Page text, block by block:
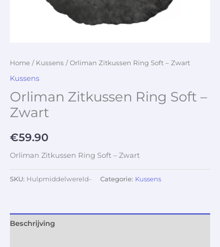
Home / Kussens / Orliman Zitkussen Ring Soft – Zwart
Kussens
Orliman Zitkussen Ring Soft –
Zwart
€59.90
Orliman Zitkussen Ring Soft – Zwart
SKU: Hulpmiddelwereld- Categorie: Kussens
Beschrijving